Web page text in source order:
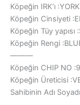
Köpeğin IRK’ı
Köpeğin Cinsiyeti
Köpeğin Tüy yapısı
Köpeğin Rengi
———
Köpeğin CHIP NO
Köpeğin Üreticisi
Sahibinin Adı